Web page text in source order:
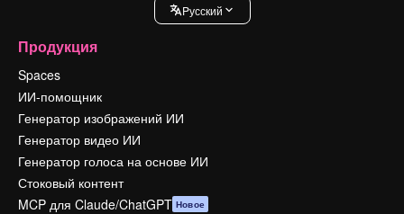
Pусский
Продукция
Spaces
ИИ-помощник
Генератор изображений ИИ
Генератор видео ИИ
Генератор голоса на основе ИИ
Стоковый контент
MCP для Claude/ChatGPT Новое